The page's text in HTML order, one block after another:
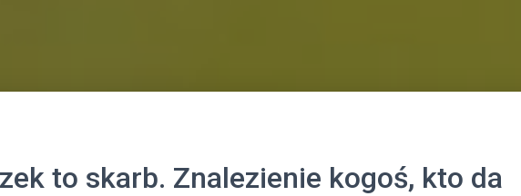
to skarb. Znalezienie kogoś, kto da